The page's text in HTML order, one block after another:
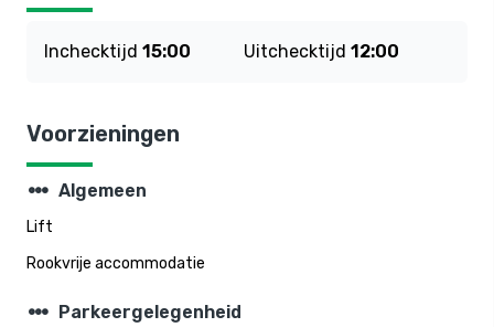
Inchecktijd 15:00 Uitchecktijd 12:00
Voorzieningen
steppers Algemeen
Lift
Rookvrije accommodatie
steppers Parkeergelegenheid